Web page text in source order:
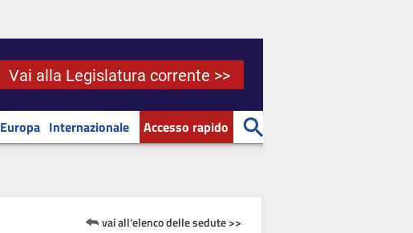
Vai alla Legislatura corrente >>
Europa Internazionale Accesso rapido
vai all'elenco delle sedute >>